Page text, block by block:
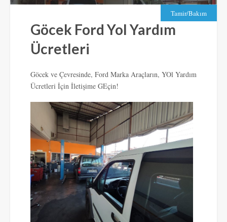
Tamir/Bakım
Göcek Ford Yol Yardım
Ücretleri
Göcek ve Çevresinde, Ford Marka Araçların, YOl Yardım
Ücretleri İçin İletişime GEçin!